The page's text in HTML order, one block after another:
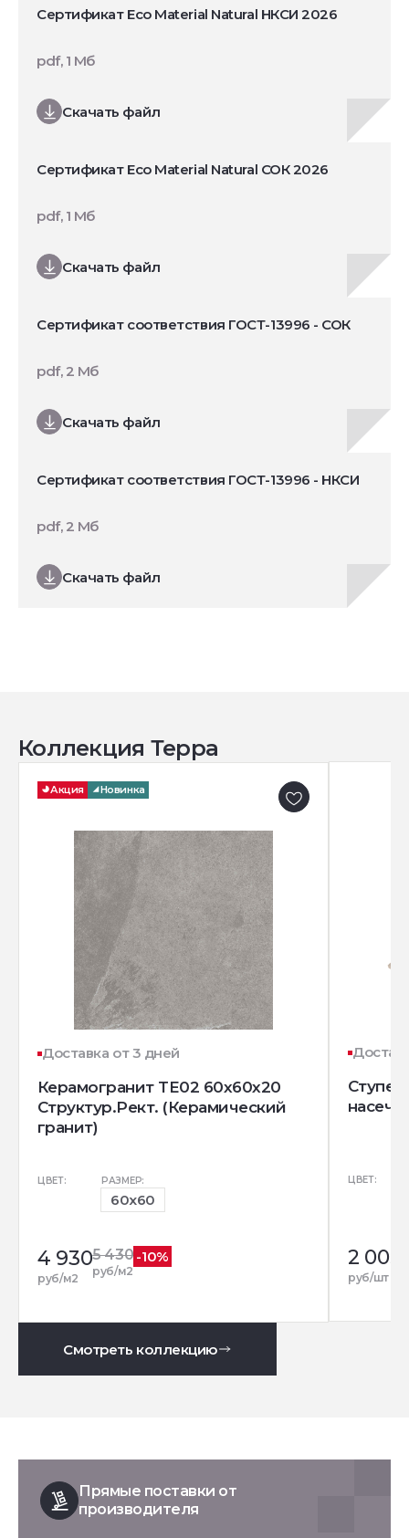
Сертификат Eco Material Natural НКСИ 2026
Скачать файл
pdf, 1 Мб
Сертификат Eco Material Natural СОК 2026
Скачать файл
pdf, 1 Мб
Сертификат соответствия ГОСТ-13996 - СОК
Скачать файл
pdf, 2 Мб
Сертификат соответствия ГОСТ-13996 - НКСИ
Скачать файл
pdf, 2 Мб
Коллекция Терра
Акция Новинка
Доставка от 3 дней
Керамогранит TE02 60x60x20
Структур.Рект. (Керамический
гранит)
ЦВЕТ: РАЗМЕР:
60x60
4 930
руб/м2
5 430
руб/м2
-10%
ЦВЕТ:
2 005
руб/шт
Смотреть коллекцию
Прямые поставки от
производителя